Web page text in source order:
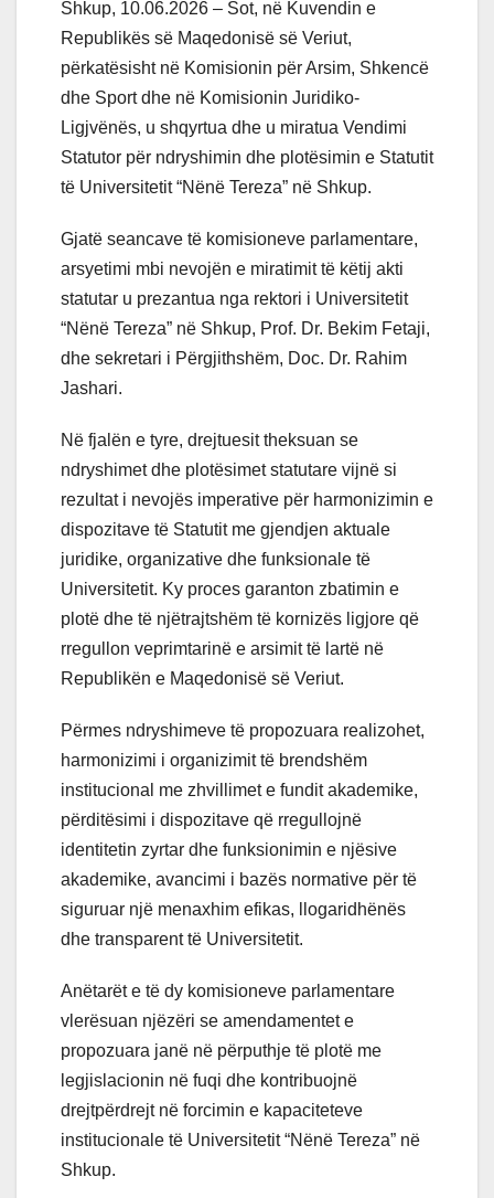
Shkup, 10.06.2026 – Sot, në Kuvendin e
Republikës së Maqedonisë së Veriut,
përkatësisht në Komisionin për Arsim, Shkencë
dhe Sport dhe në Komisionin Juridiko-
Ligjvënës, u shqyrtua dhe u miratua Vendimi
Statutor për ndryshimin dhe plotësimin e Statutit
të Universitetit “Nënë Tereza” në Shkup.
Gjatë seancave të komisioneve parlamentare,
arsyetimi mbi nevojën e miratimit të këtij akti
statutar u prezantua nga rektori i Universitetit
“Nënë Tereza” në Shkup, Prof. Dr. Bekim Fetaji,
dhe sekretari i Përgjithshëm, Doc. Dr. Rahim
Jashari.
Në fjalën e tyre, drejtuesit theksuan se
ndryshimet dhe plotësimet statutare vijnë si
rezultat i nevojës imperative për harmonizimin e
dispozitave të Statutit me gjendjen aktuale
juridike, organizative dhe funksionale të
Universitetit. Ky proces garanton zbatimin e
plotë dhe të njëtrajtshëm të kornizës ligjore që
rregullon veprimtarinë e arsimit të lartë në
Republikën e Maqedonisë së Veriut.
Përmes ndryshimeve të propozuara realizohet,
harmonizimi i organizimit të brendshëm
institucional me zhvillimet e fundit akademike,
përditësimi i dispozitave që rregullojnë
identitetin zyrtar dhe funksionimin e njësive
akademike, avancimi i bazës normative për të
siguruar një menaxhim efikas, llogaridhënës
dhe transparent të Universitetit.
Anëtarët e të dy komisioneve parlamentare
vlerësuan njëzëri se amendamentet e
propozuara janë në përputhje të plotë me
legjislacionin në fuqi dhe kontribuojnë
drejtpërdrejt në forcimin e kapaciteteve
institucionale të Universitetit “Nënë Tereza” në
Shkup.